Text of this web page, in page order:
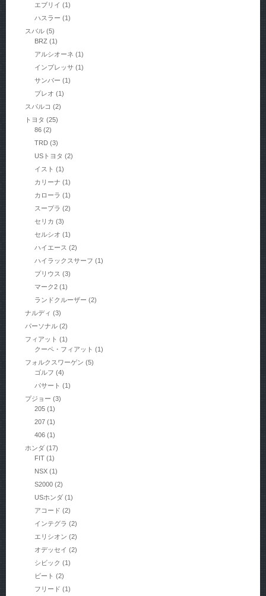
エブリイ (1)
ハスラー (1)
スバル(5)
BRZ (1)
アルシオーネ (1)
インプレッサ (1)
サンバー (1)
プレオ (1)
スパルコ (2)
トヨタ (25)
86 (2)
TRD (3)
USトヨタ (2)
イスト (1)
カリーナ (1)
カローラ (1)
スープラ (2)
セリカ (3)
セルシオ (1)
ハイエース (2)
ハイラックスサーフ (1)
プリウス (3)
マーク2 (1)
ランドクルーザー (2)
ナルディ (3)
パーソナル(2)
フィアット (1)
クーペ・フィアット (1)
フォルクスワーゲン (5)
ゴルフ (4)
パサート (1)
プジョー (3)
205 (1)
207 (1)
406 (1)
ホンダ(17)
FIT (1)
NSX (1)
S2000 (2)
USホンダ (1)
アコード (2)
インテグラ (2)
エリシオン (2)
オデッセイ (2)
シビック (1)
ビート (2)
フリード (1)